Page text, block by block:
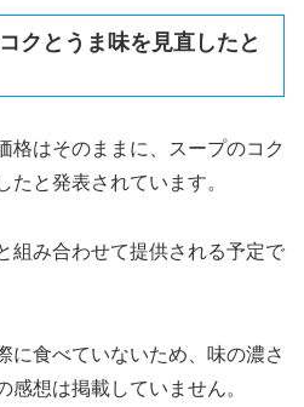
クとうま味を見直したと
格はそのままに、スープのコク
たと発表されています。
組み合わせて提供される予定で
に食べていないため、味の濃さ
想は掲載していません。